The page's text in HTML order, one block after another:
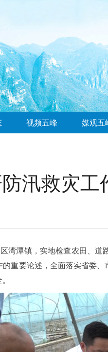
视频五峰 媒观五
汛救灾工
湾潭镇，实地检查农田、
重要论述，全面落实省委